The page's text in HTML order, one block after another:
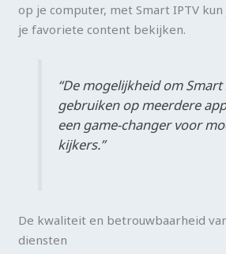
op je computer, met Smart IPTV
je favoriete content bekijken.
“De mogelijkheid om Smart
gebruiken op meerdere
een game-changer voor
kijkers.”
De kwaliteit en betrouwbaarheid
diensten